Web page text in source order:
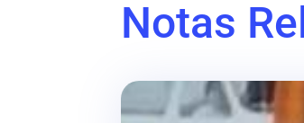
Notas